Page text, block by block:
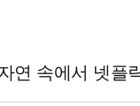
연 속에서 넷플